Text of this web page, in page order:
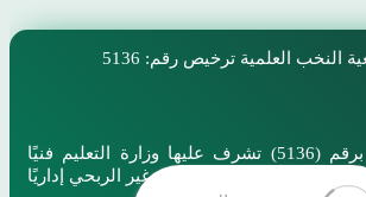
النخب العلمية ترخيص رقم: 5136
جمعية تعليمية مرخصة برقم (5136) تشرف عليها وزارة التعليم فنيًا
الوطني لتنمية القطاع غير الربحي إداريًا